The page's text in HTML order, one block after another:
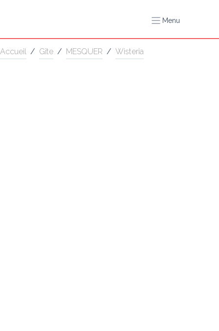
Menu
Accueil / Gîte / MESQUER / Wisteria